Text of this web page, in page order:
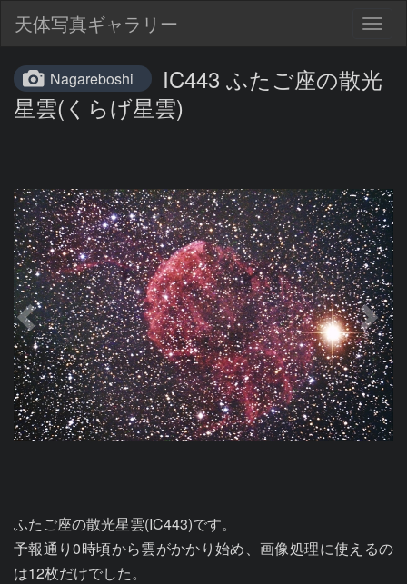
天体写真ギャラリー
Nagareboshi
IC443 ふたご座の散光
星雲(くらげ星雲)
ふたご座の散光星雲(IC443)です。
予報通り0時頃から雲がかかり始め、画像処理に使えるの
は12枚だけでした。